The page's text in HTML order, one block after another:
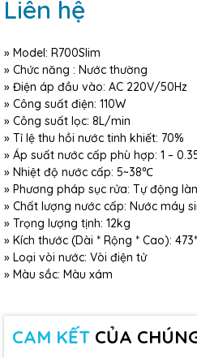
Liên hệ
» Model: R700Slim
» Chức năng : Nước thường
» Điện áp đầu vào: AC 220V/50Hz
» Công suất điện: 110W
» Công suất lọc: 8L/min
» Tỉ lệ thu hồi nước tinh khiết: 70%
» Áp suất nước cấp phù hợp: 1 –
» Nhiệt độ nước cấp: 5~38℃
» Phương pháp sục rửa: Tự động
» Chất lượng nước cấp: Nước máy
» Trọng lượng tịnh: 12kg
» Kích thước (Dài * Rộng * Cao):
» Loại vòi nước: Vòi điện tử
» Màu sắc: Màu xám
CAM KẾT CỦA